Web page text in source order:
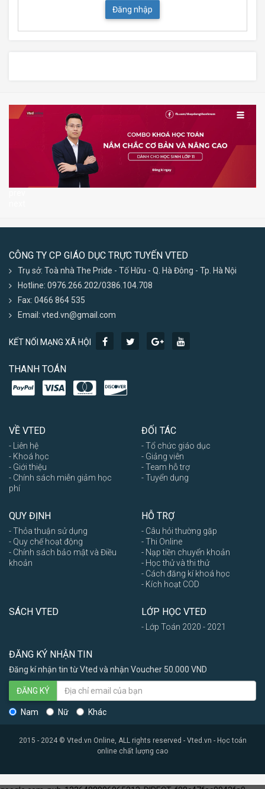
Đăng nhập
CÔNG TY CP GIÁO DỤC TRỰC TUYẾN VTED
Trụ sở: Toà nhà The Pride - Tố Hữu - Q. Hà Đông - Tp. Hà Nội
Hotline: 0976.266.202/0386.104.708
Fax: 0466 864 535
Email: vted.vn@gmail.com
KẾT NỐI MẠNG XÃ HỘI
THANH TOÁN
VỀ VTED
- Liên hệ
- Khoá học
- Giới thiệu
- Chính sách miễn giảm học
phí
ĐỐI TÁC
- Tổ chức giáo dục
- Giảng viên
- Team hỗ trợ
- Tuyển dụng
QUY ĐỊNH
- Thỏa thuận sử dụng
- Quy chế hoạt động
- Chính sách bảo mật và Điều
khoản
HỖ TRỢ
- Câu hỏi thường gặp
- Thi Online
- Nạp tiền chuyển khoản
- Học thử và thi thử
- Cách đăng kí khoá học
- Kích hoạt COD
SÁCH VTED LỚP HỌC VTED
- Lớp Toán 2020 - 2021
ĐĂNG KÝ NHẬN TIN
Đăng kí nhận tin từ Vted và nhận Voucher 50.000 VND
ĐĂNG KÝ
Nam Nữ Khác
2015 - 2024 © Vted.vn Online, ALL rights reserved - Vted.vn - Học toán
online chất lượng cao